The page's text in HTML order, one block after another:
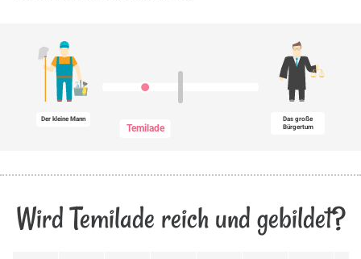
Der kleine Mann
Temilade
Das große
Bürgertum
Wird Temilade reich und gebildet?